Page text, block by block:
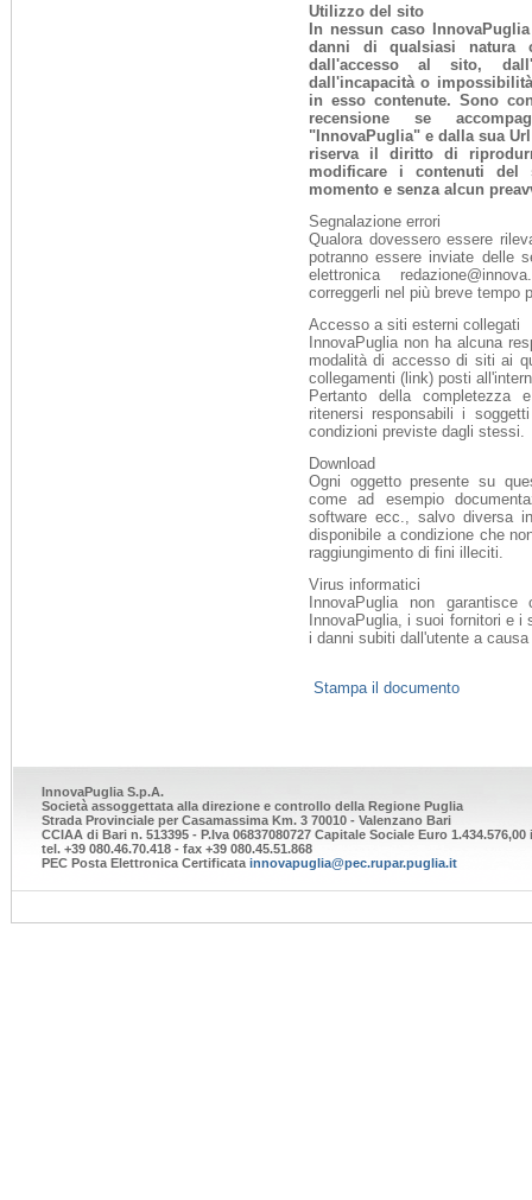
Utilizzo del sito
In nessun caso
danni di qualsiasi natura
dall'accesso al sito,
dall'incapacità o
in esso contenute. Sono
recensione se
"InnovaPuglia" e dalla sua
riserva il diritto di
modificare i contenuti
momento e senza alcun
Segnalazione errori
Qualora dovessero essere
potranno essere inviate delle
elettronica
correggerli nel più breve tempo
Accesso a siti esterni collegati
InnovaPuglia non ha alcuna
modalità di accesso di siti ai
collegamenti (link) posti
Pertanto della completezza
ritenersi responsabili i
condizioni previste dagli stessi.
Download
Ogni oggetto presente su
come ad esempio
software ecc., salvo diversa
disponibile a condizione che
raggiungimento di fini illeciti.
Virus informatici
InnovaPuglia non
InnovaPuglia, i suoi fornitori e i
i danni subiti dall'utente a
Stampa il documento
InnovaPuglia S.p.A.
Società assoggettata alla direzione e controllo della Regione Puglia
Strada Provinciale per Casamassima Km. 3 70010 - Valenzano Bari
CCIAA di Bari n. 513395 - P.Iva 06837080727 Capitale Sociale Euro
tel. +39 080.46.70.418 - fax +39 080.45.51.868
PEC Posta Elettronica Certificata innovapuglia@pec.rupar.puglia.it